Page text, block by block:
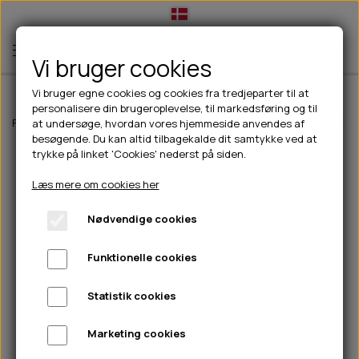
TIL HUND
💧FODER- VANDSKÅLE
CHICOPEE
GODBIDSTASKE
HALSBÅND
🦴 GODBIDDER & SNACKS
🍖 SMAGSVARIANTER
🎾 LEGETØJ
TÆNDER, ØRE, ØJE, POTER & NÆSE
🐾 UDSTYR & KOMFORT
TIL HUNDEEJER
DRIKKEFLASKER/TERMOFLASKER
HUER OG VANTER
PINEWOOD SALES
TIL KAT
TILBUD
NYHEDER
ABONNEMENT
Forside Til hunde Pleje & hygiejne Hundeposer og dispenser
Vi bruger cookies
Vi bruger egne cookies og cookies fra tredjeparter til at
personalisere din brugeroplevelse, til markedsføring og til
at undersøge, hvordan vores hjemmeside anvendes af
besøgende. Du kan altid tilbagekalde dit samtykke ved at
trykke på linket 'Cookies' nederst på siden.
Læs mere om cookies her
Nødvendige cookies
Funktionelle cookies
Statistik cookies
Marketing cookies